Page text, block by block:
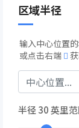
区域半径
输入中心位置
或点击右端
半径30英里